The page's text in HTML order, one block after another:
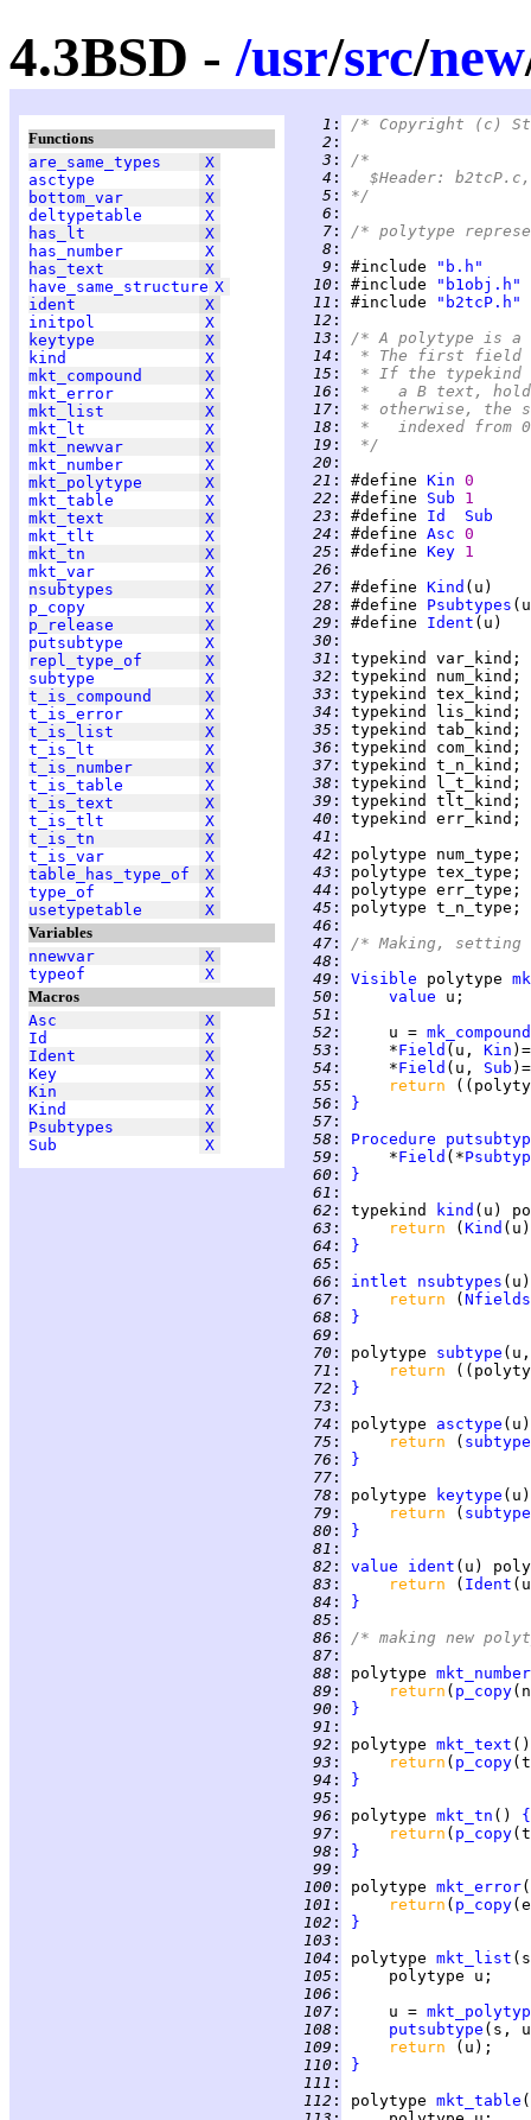
4.3BSD -/usr/src/new
Functions
are_same_types
X
asctype
X
bottom_var
X
deltypetable
X
has_lt
X
has_number
X
has_text
X
have_same_structure X
ident
X
initpol
X
keytype
X
kind
X
mkt_compound
X
mkt_error
X
mkt_list
X
mkt_lt
X
mkt_newvar
X
mkt_number
X
mkt_polytype
X
mkt_table
X
mkt_text
X
mkt_tlt
X
mkt_tn
X
mkt_var
X
nsubtypes
X
p_copy
X
p_release
X
putsubtype
X
repl_type_of
X
subtype
X
t_is_compound
X
t_is_error
X
t_is_list
X
t_is_lt
X
t_is_number
X
t_is_table
X
t_is_text
X
t_is_tlt
X
t_is_tn
X
t_is_var
X
table_has_type_of
X
type_of
X
usetypetable
X
Variables
nnewvar
X
typeof
X
Macros
Asc
X
Id
X
Ident
X
Key
X
Kin
X
Kind
X
Psubtypes
X
Sub
X
   1
:
/* Copyright (c)
   2
:
   3
:
/*
   4
:
$Header:
   5
:
*/
   6
:
   7
:
/* polytype
   8
:
   9
: #include
"b.h"
  10
: #include
"b1obj.h"
  11
: #include
"b2tcP.h"
  12
:
  13
:
/* A polytype is a
  14
:
* The first field
  15
:
* If the typekind
  16
:
*   a B text,
  17
:
* otherwise, the
  18
:
*   indexed from
  19
:
*/
  20
:
  21
: #define Kin 0
  22
: #define Sub
1
  23
: #define Id
Sub
  24
: #define Asc 0
  25
: #define Key 1
  26
:
  27
: #define Kind (u)
  28
: #define Psubtypes
  29
: #define Ident (u)
  30
:
  31
:
  32
:
  33
:
  34
:
  35
:
  36
:
  37
:
  38
:
  39
:
  40
:
  41
:
  42
:
  43
:
  44
:
  45
:
  46
:
  47
:
/* Making, setting
  48
:
  49
: Visible polytype
  50
: value
  51
:
  52
:
     u =
mk_compound
  53
:
     *
Field (u, Kin
  54
:
     *
Field (u, Sub
  55
:
return
  56
:
}
  57
:
  58
: Procedure
  59
:
     *
Field (*
  60
:
}
  61
:
  62
: typekind kind (u)
  63
: return ( Kind
  64
:
}
  65
:
  66
: intlet nsubtypes
  67
: return ( Nfields
  68
:
}
  69
:
  70
: polytype subtype
  71
: return
  72
:
}
  73
:
  74
: polytype asctype
  75
: return ( subtype
  76
:
}
  77
:
  78
: polytype keytype
  79
: return ( subtype
  80
:
}
  81
:
  82
: value ident (u)
  83
: return ( Ident
  84
:
}
  85
:
  86
:
/* making new
  87
:
  88
: polytype mkt_number
  89
: return ( p_copy
  90
:
}
  91
:
  92
: polytype mkt_text
  93
: return ( p_copy
  94
:
}
  95
:
  96
: polytype mkt_tn () {
  97
: return ( p_copy
  98
:
}
  99
:
100 : polytype mkt_error
101 : return ( p_copy
102 :
}
103 :
104 : polytype mkt_list
105 :
106 :
107 :
     u =
108 : putsubtype (s,
109 : return
110 :
}
111 :
112 : polytype mkt_table